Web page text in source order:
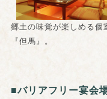
郷土の味覚が楽しめる個
『但馬』。
■バリアフリー宴会